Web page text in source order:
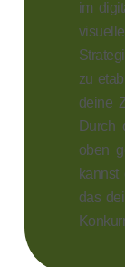
im
zu
deine
Durch
oben
das